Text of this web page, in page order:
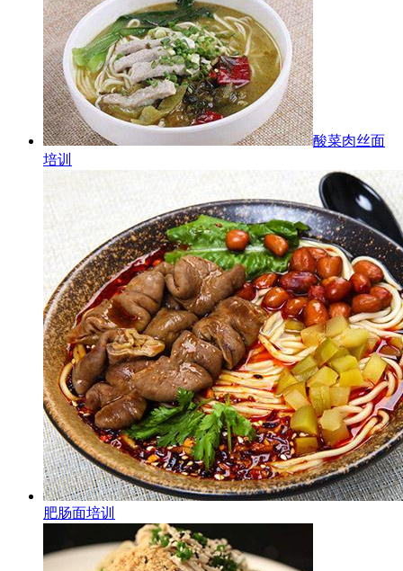
酸菜肉丝面
培训
肥肠面培训